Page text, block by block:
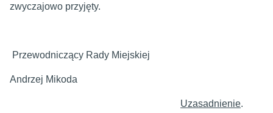
zwyczajowo przyjęty.
Przewodniczący Rady Miejskiej
Andrzej Mikoda
Uzasadnienie.